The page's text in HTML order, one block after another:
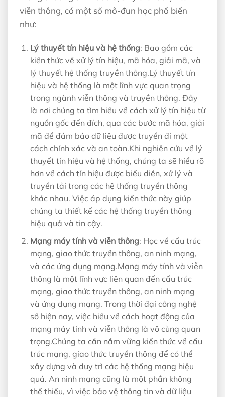
viễn thông, có một số mô-đun học phổ biến
như:
Lý thuyết tín hiệu và hệ thống: Bao gồm các
kiến thức về xử lý tín hiệu, mã hóa, giải mã, và
lý thuyết hệ thống truyền thông.Lý thuyết tín
hiệu và hệ thống là một lĩnh vực quan trọng
trong ngành viễn thông và truyền thông. Đây
là nơi chúng ta tìm hiểu về cách xử lý tín hiệu từ
nguồn gốc đến đích, qua các bước mã hóa, giải
mã để đảm bảo dữ liệu được truyền đi một
cách chính xác và an toàn.Khi nghiên cứu về lý
thuyết tín hiệu và hệ thống, chúng ta sẽ hiểu rõ
hơn về cách tín hiệu được biểu diễn, xử lý và
truyền tải trong các hệ thống truyền thông
khác nhau. Việc áp dụng kiến thức này giúp
chúng ta thiết kế các hệ thống truyền thông
hiệu quả và tin cậy.
Mạng máy tính và viễn thông: Học về cấu trúc
mạng, giao thức truyền thông, an ninh mạng,
và các ứng dụng mạng.Mạng máy tính và viễn
thông là một lĩnh vực liên quan đến cấu trúc
mạng, giao thức truyền thông, an ninh mạng
và ứng dụng mạng. Trong thời đại công nghệ
số hiện nay, việc hiểu về cách hoạt động của
mạng máy tính và viễn thông là vô cùng quan
trọng.Chúng ta cần nắm vững kiến thức về cấu
trúc mạng, giao thức truyền thông để có thể
xây dựng và duy trì các hệ thống mạng hiệu
quả. An ninh mạng cũng là một phần không
thể thiếu, vì việc bảo vệ thông tin và dữ liệu